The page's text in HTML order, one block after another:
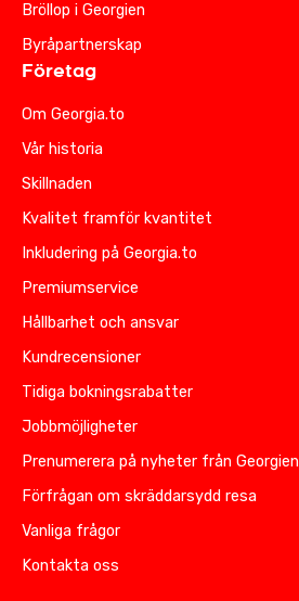
Bröllop i Georgien
Byråpartnerskap
Företag
Om Georgia.to
Vår historia
Skillnaden
Kvalitet framför kvantitet
Inkludering på Georgia.to
Premiumservice
Hållbarhet och ansvar
Kundrecensioner
Tidiga bokningsrabatter
Jobbmöjligheter
Prenumerera på nyheter från Georgien
Förfrågan om skräddarsydd resa
Vanliga frågor
Kontakta oss